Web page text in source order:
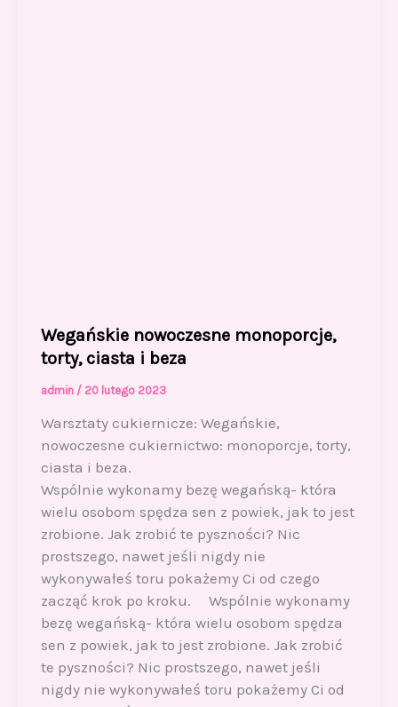
Wegańskie nowoczesne monoporcje,
torty, ciasta i beza
admin / 20 lutego 2023
Warsztaty cukiernicze: Wegańskie,
nowoczesne cukiernictwo: monoporcje, torty,
ciasta i beza.
Wspólnie wykonamy bezę wegańską- która
wielu osobom spędza sen z powiek, jak to jest
zrobione. Jak zrobić te pyszności? Nic
prostszego, nawet jeśli nigdy nie
wykonywałeś toru pokażemy Ci od czego
zacząć krok po kroku. Wspólnie wykonamy
bezę wegańską- która wielu osobom spędza
sen z powiek, jak to jest zrobione. Jak zrobić
te pyszności? Nic prostszego, nawet jeśli
nigdy nie wykonywałeś toru pokażemy Ci od